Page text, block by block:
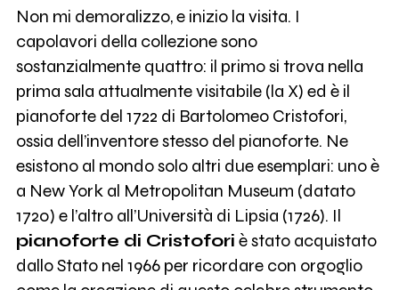
Non mi demoralizzo, e inizio la visita. I
capolavori della collezione sono
sostanzialmente quattro: il primo si trova nella
prima sala attualmente visitabile (la X) ed è il
pianoforte del 1722 di Bartolomeo Cristofori,
ossia dell’inventore stesso del pianoforte. Ne
esistono al mondo solo altri due esemplari: uno è
a New York al Metropolitan Museum (datato
1720) e l’altro all’Università di Lipsia (1726). Il
pianoforte di Cristofori è stato acquistato
dallo Stato nel 1966 per ricordare con orgoglio